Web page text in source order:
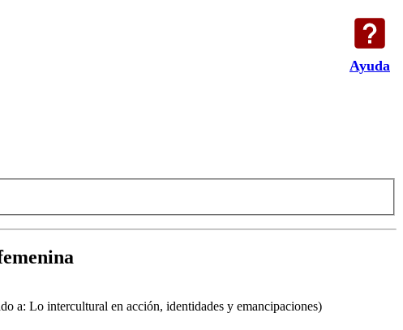
Ayuda
a: Lo intercultural en acción, identidades y emancipaciones)